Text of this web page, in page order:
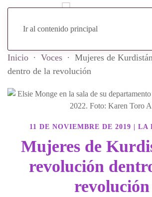
Ir al contenido principal
Inicio Voces
Mujeres de
dentro de la revolución
11 DE NOVIEMBRE DE 2019 LA
Mujeres de
revolución
revolución